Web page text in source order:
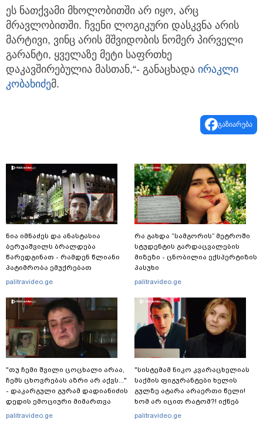
ეს ნათქვამი მხოლობითში არ იყო, არც
მრავლობითში. ჩვენი ლოგიკური დასკვნა არის
მარტივი, ვინც არის მშვიდობის ნომერ პირველი
გარანტი, ყველაზე მეტი საფრთხე
დაკავშირებულია მასთან,“- განაცხადა ირაკლი
კობახიძემ.
გაზიარება
ნია იმნაძეს და ანასტასია
ბერუაშვილს ბრალდება
წარედგინათ - რამდენ წლიანი
პატიმრობა ემუქრებათ
არასრულწლოვნებს?
palitravideo.ge
"თუ ჩემი შვილი ცოცხალი არაა,
ჩემს ცხოვრებას აზრი არ აქვს..."
- დაკარგული გურამ დადიანიძის
დედის ემოციური მიმართვა
palitravideo.ge
რა გახდა “სამგორის” მეტროში
სტუდენტის გარდაცვალების
მიზეზი - ცნობილია ექსპერტიზის
პასუხი
palitravideo.ge
"სისტემამ ნიკო კვარაცხელიას
საქმის ფიგურანტები ხელის
გულზე ატარა არაერთი წელი!
ხომ არ იცით რატომ?! იქნებ
იმიტომ რომ თავად
palitravideo.ge